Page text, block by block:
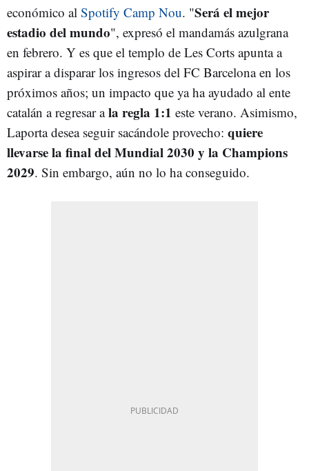
económico al Spotify Camp Nou. "Será el mejor
estadio del mundo", expresó el mandamás azulgrana
en febrero. Y es que el templo de Les Corts apunta a
aspirar a disparar los ingresos del FC Barcelona en los
próximos años; un impacto que ya ha ayudado al ente
catalán a regresar ala regla 1:1 este verano. Asimismo,
Laporta desea seguir sacándole provecho: quiere
llevarse la final del Mundial 2030 y la Champions
2029. Sin embargo, aún no lo ha conseguido.